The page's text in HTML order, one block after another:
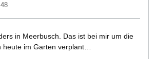
in Meerbusch. Das ist bei mir um die
heute im Garten verplant…